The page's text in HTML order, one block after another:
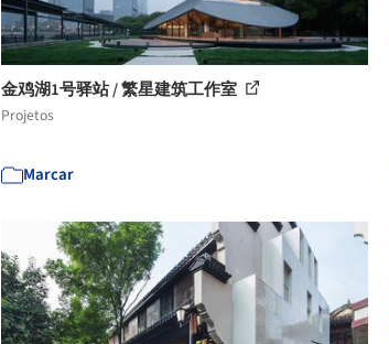
金鸡湖1号驿站 / 繁星建筑工作室
Projetos
Marcar